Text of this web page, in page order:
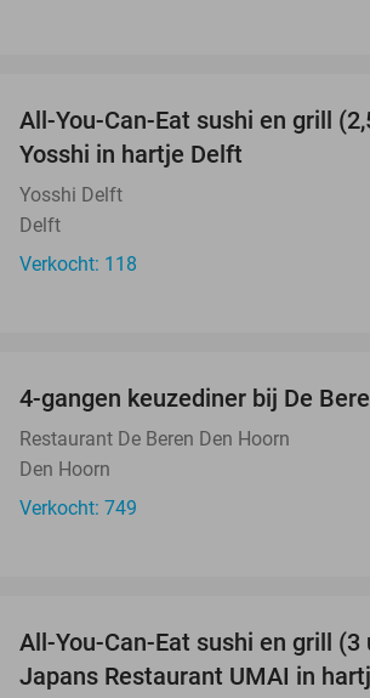
All-You-Can-Eat sushi en grill
Yosshi in hartje Delft
Yosshi Delft
Delft
Verkocht: 118
4-gangen keuzediner bij De
Restaurant De Beren Den Hoorn
Den Hoorn
Verkocht: 749
All-You-Can-Eat sushi en grill (3
Japans Restaurant UMAI in